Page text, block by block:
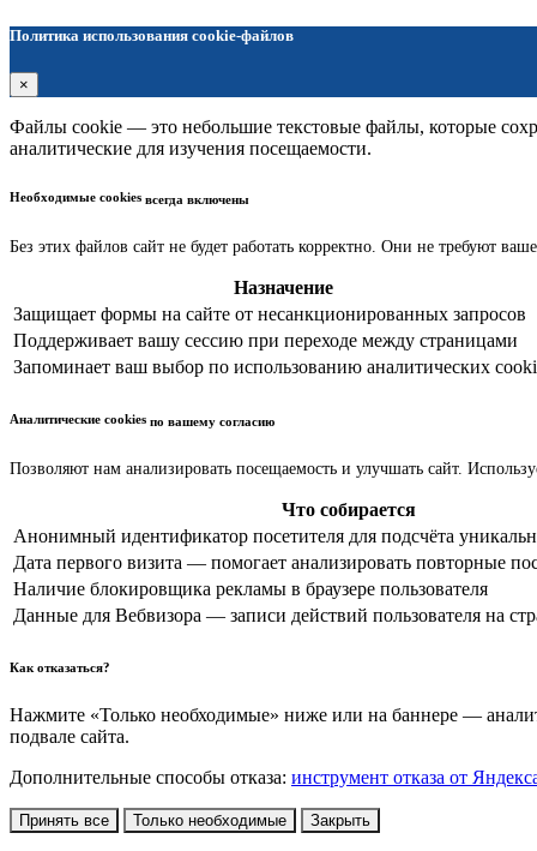
Политика использования cookie-файлов
×
Файлы cookie — это небольшие текстовые файлы, которые
аналитические для изучения посещаемости.
Необходимые cookies всегда включены
Без этих файлов сайт не будет работать корректно. Они не требуют
Назначение
Защищает формы на сайте от несанкционированных запросов
Поддерживает вашу сессию при переходе между страницами
Запоминает ваш выбор по использованию аналитических
Аналитические cookies по вашему согласию
Позволяют нам анализировать посещаемость и улучшать сайт.
Что собирается
Анонимный идентификатор посетителя для подсчёта
Дата первого визита — помогает анализировать повторные
Наличие блокировщика рекламы в браузере пользователя
Данные для Вебвизора — записи действий пользователя на
Как отказаться?
Нажмите «Только необходимые» ниже или на баннере —
подвале сайта.
Дополнительные способы отказа: инструмент отказа от
Принять все Только необходимые Закрыть